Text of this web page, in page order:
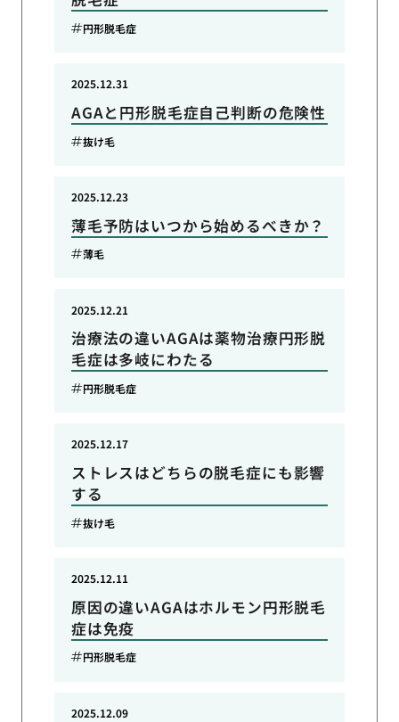
円形脱毛症
AGAと円形脱毛症自己判断の危険性
2025.12.31
抜け毛
薄毛予防はいつから始めるべきか？
2025.12.23
薄毛
治療法の違いAGAは薬物治療円形脱
毛症は多岐にわたる
2025.12.21
円形脱毛症
ストレスはどちらの脱毛症にも影響
する
2025.12.17
抜け毛
原因の違いAGAはホルモン円形脱毛
症は免疫
2025.12.11
円形脱毛症
2025.12.09